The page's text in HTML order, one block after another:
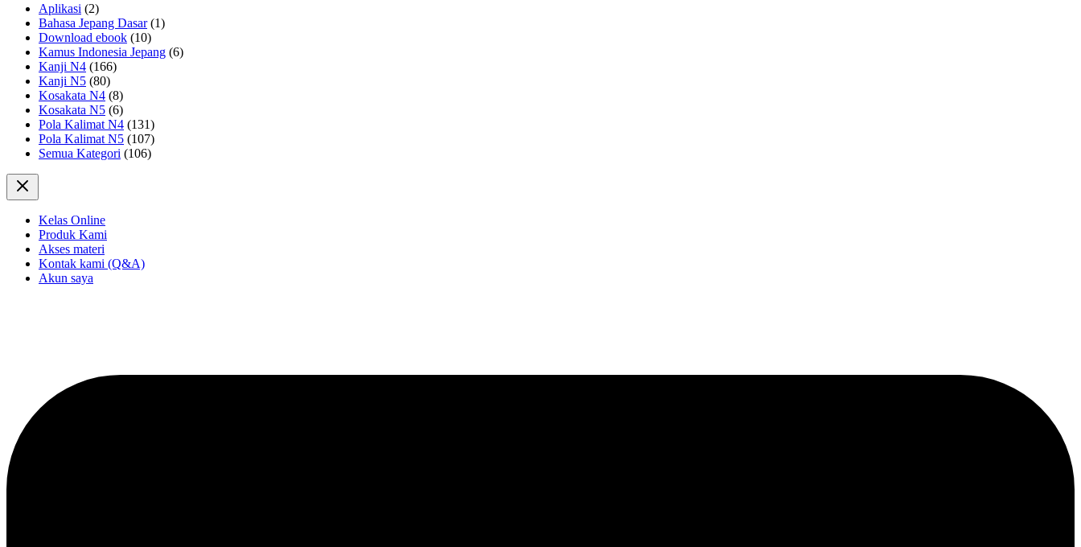
Aplikasi (2)
Bahasa Jepang Dasar(1)
Download ebook (10)
Kamus Indonesia Jepang (6)
Kanji N4 (166)
Kanji N5 (80)
Kosakata N4 (8)
Kosakata N5 (6)
Pola Kalimat N4 (131)
Pola Kalimat N5 (107)
Semua Kategori (106)
Kelas Online
Produk Kami
Akses materi
Kontak kami (Q&A)
Akun saya